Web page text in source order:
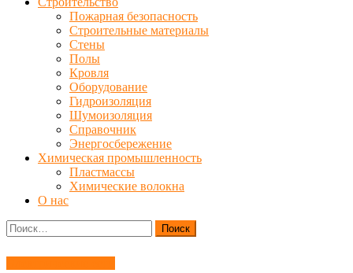
Пожарная безопасность
Строительные материалы
Стены
Полы
Кровля
Оборудование
Гидроизоляция
Шумоизоляция
Справочник
Энергосбережение
Химическая промышленность
Пластмассы
Химические волокна
О нас
Найти: